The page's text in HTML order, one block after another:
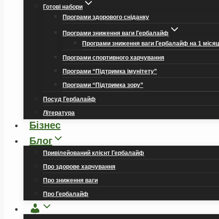
Готові набори
Програми здорового сніданку
Програми зниження ваги Гербалайф
Програми зниження ваги Гербалайф на 1
Програми спортивного харчування
Програми “Підтримка імунітету”
Програми “Підтримка зору”
Посуд Гербалайф
Література
Бізнес
Блог
Привілейований клієнт Гербалайф
Про здорове харчування
Про зниження ваги
Про Гербалайф
Обліковий
запис